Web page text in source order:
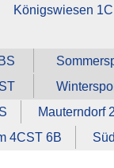
Königswiesen 1C
Mauterndorf
4CST 6B